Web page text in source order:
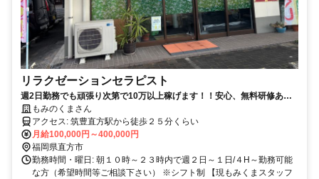
リラクゼーションセラピスト
週2日勤務でも頑張り次第で10万以上稼げます！！安心、無料研修あり
ます♪もみのくまさん
アクセス: 筑豊直方駅から徒歩２５分くらい
月給100,000円～400,000円
福岡県直方市
勤務時間・曜日: 朝１０時～２３時内で週２日～１日/４H～勤務可能
な方（希望時間等ご相談下さい） ※シフト制 【現もみくまスタッフ